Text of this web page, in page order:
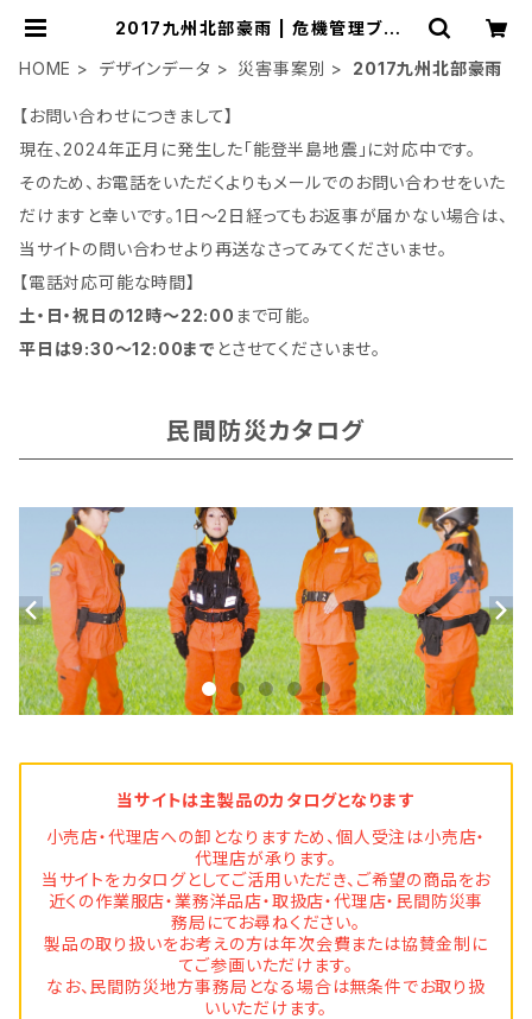
2017九州北部豪雨 | 危機管理ブラン
HOME
デザインデータ 災害事案別 2017九州北部豪雨
【お問い合わせにつきまして】
現在、2024年正月に発生した「能登半島地震」に対応中です。
そのため、お電話をいただくよりもメールでのお問い合わせをいた
だけますと幸いです。1日～2日経ってもお返事が届かない場合は、
当サイトの問い合わせより再送なさってみてくださいませ。
【電話対応可能な時間】
土・日・祝日の12時～22:00 まで可能。
平日は9:30～12:00まで とさせてくださいませ。
民間防災カタログ
当サイトは主製品のカタログとなります
小売店・代理店への卸となりますため、個人受注は小売店・
代理店が承ります。
当サイトをカタログとしてご活用いただき、ご希望の商品をお
近くの作業服店・業務洋品店・取扱店・代理店・民間防災事
務局にてお尋ねください。
製品の取り扱いをお考えの方は年次会費または協賛金制に
てご参画いただけます。
なお、民間防災地方事務局となる場合は無条件でお取り扱
いいただけます。